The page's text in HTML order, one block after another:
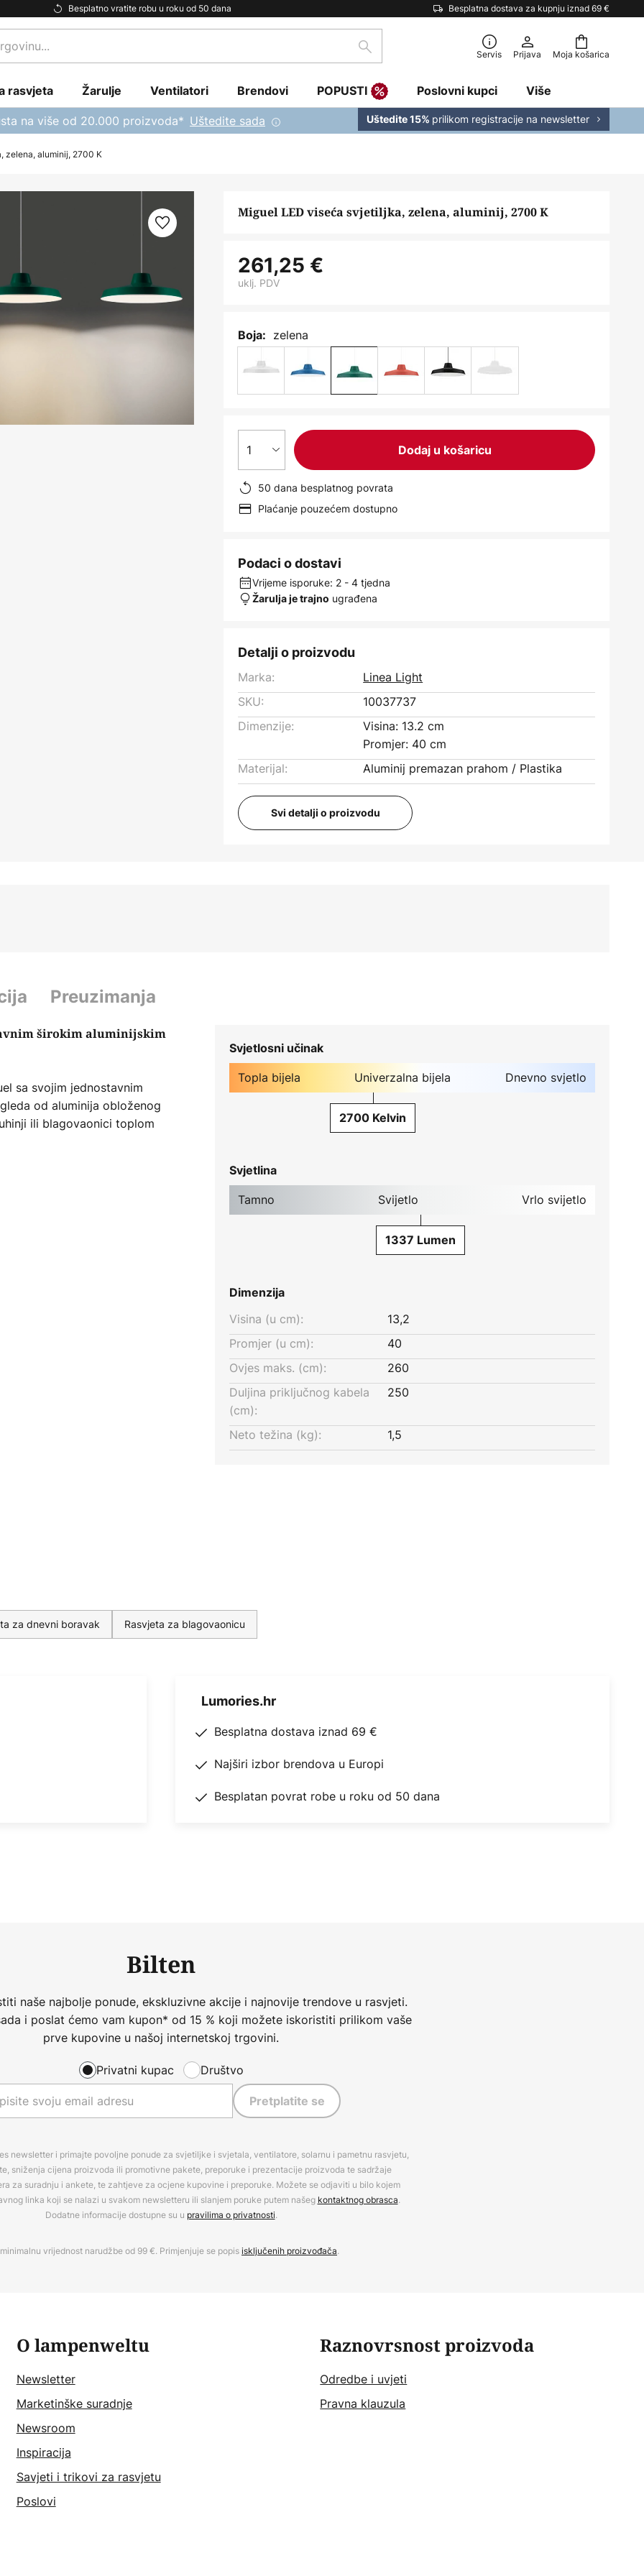
Besplatno vratite robu u roku od 50 dana Besplatna dostava za kupnju iznad 69 €
Moja košarica
traži Servis Prijava
rasvjeta Žarulje Ventilatori Brendovi POPUSTI Poslovni kupci Više
na više od 20.000 proizvoda* Uštedite sada Uštedite 15% prilikom registracije na newsletter
zelena, aluminij, 2700 K
Miguel LED viseća svjetiljka, zelena, aluminij, 2700 K
261,25 €
uklj. PDV
Boja: zelena
1 Dodaj u košaricu
50 dana besplatnog povrata
Plaćanje pouzećem dostupno
Podaci o dostavi
Vrijeme isporuke: 2 - 4 tjedna
Žarulja je trajno ugrađena
Detalji o proizvodu
Marka:
Linea Light
SKU:
10037737
Dimenzije:
Visina: 13.2 cm
Promjer: 40 cm
Materijal:
Aluminij premazan prahom / Plastika
Svi detalji o proizvodu
Preuzimanja
širokim aluminijskim
sa svojim jednostavnim
od aluminija obloženog
ili blagovaonici toplom
polimetil metakrilata
Svjetlosni učinak
Topla bijela Univerzalna bijela Dnevno svjetlo
2700 Kelvin
Svjetlina
Tamno Svijetlo Vrlo svijetlo
1337 Lumen
Dimenzija
Visina (u cm):
13,2
Promjer (u cm):
40
Ovjes maks. (cm):
260
Duljina priključnog kabela
(cm):
250
Neto težina (kg): 1,5
za dnevni boravak Rasvjeta za blagovaonicu
Lumories.hr
Besplatna dostava iznad 69 €
Najširi izbor brendova u Europi
Besplatan povrat robe u roku od 50 dana
Bilten
naše najbolje ponude, ekskluzivne akcije i najnovije trendove u rasvjeti.
i poslat ćemo vam kupon* od 15 % koji možete iskoristiti prilikom vaše
prve kupovine u našoj internetskoj trgovini.
Privatni kupac Društvo
Pretplatite se
newsletter i primajte povoljne ponude za svjetiljke i svjetala, ventilatore, solarnu i pametnu rasvjetu,
sniženja cijena proizvoda ili promotivne pakete, preporuke i prezentacije proizvoda te sadržaje
za suradnju i ankete, te zahtjeve za ocjene kupovine i preporuke. Možete se odjaviti u bilo kojem
linka koji se nalazi u svakom newsletteru ili slanjem poruke putem našeg kontaktnog obrasca.
Dodatne informacije dostupne su u pravilima o privatnosti.
vrijednost narudžbe od 99 €. Primjenjuje se popisisključenih proizvođača.
O lampenweltu
Newsletter
Marketinške suradnje
Newsroom
Inspiracija
Savjeti i trikovi za rasvjetu
Poslovi
Raznovrsnost proizvoda
Odredbe i uvjeti
Pravna klauzula